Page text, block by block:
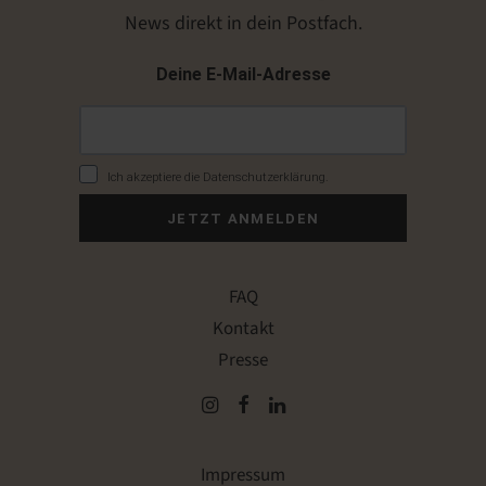
FAQ
Kontakt
Presse
News direkt in dein Postfach.
Deine E-Mail-Adresse
Ich akzeptiere die Datenschutzerklärung.
JETZT ANMELDEN
Impressum